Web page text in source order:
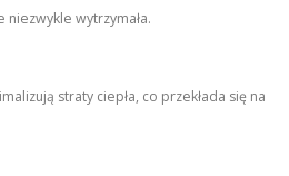
niezwykle wytrzymała.
straty ciepła, co przekłada się na